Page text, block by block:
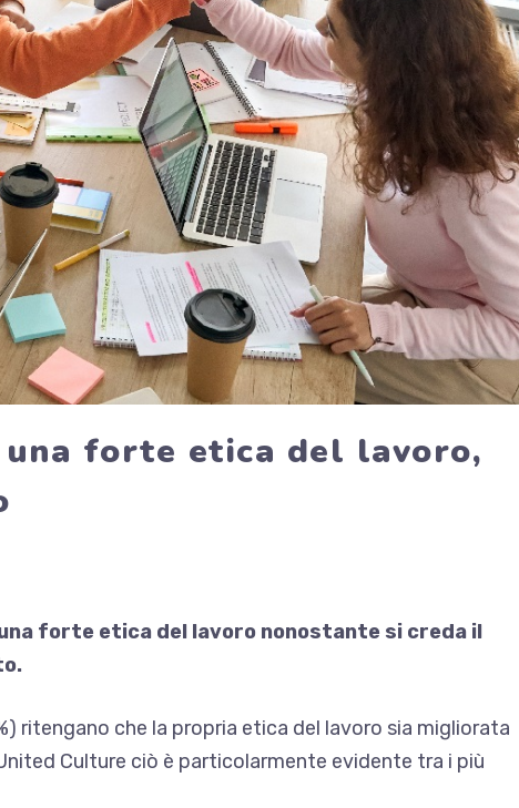
una forte etica del lavoro,
forte etica del lavoro nonostante si creda il
ritengano che la propria etica del lavoro sia migliorata
Culture ciò è particolarmente evidente tra i più